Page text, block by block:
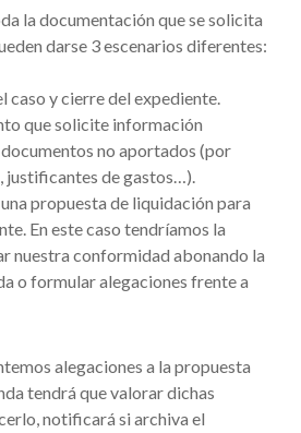
la documentación que se solicita
darse 3 escenarios diferentes:
caso y cierre del expediente.
que solicite información
no aportados (por
justificantes de gastos…).
propuesta de liquidación para
En este caso tendríamos la
nuestra conformidad abonando la
o formular alegaciones frente a
alegaciones a la propuesta
tendrá que valorar dichas
notificará si archiva el